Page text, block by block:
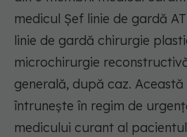
medicul Șef linie de gardă
linie de gardă chirurgie
microchirurgie
generală, după caz. Această
întrunește în regim de
medicului curant al